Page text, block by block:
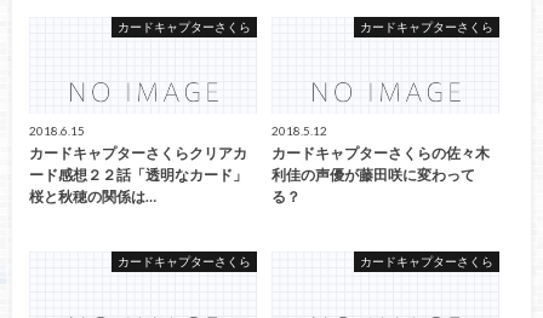
カードキャプターさくら
2018.6.15
カードキャプターさくらクリアカ
ード感想２２話「透明なカード」
桜と秋穂の関係は…
カードキャプターさくら
2018.5.12
カードキャプターさくらの佐々木
利佳の声優が藤田咲に変わって
る？
カードキャプターさくら カードキャプターさくら